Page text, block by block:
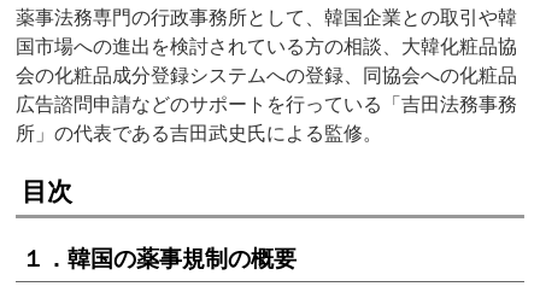
薬事法務専門の行政事務所として、韓国企業との取引や韓
国市場への進出を検討されている方の相談、大韓化粧品協
会の化粧品成分登録システムへの登録、同協会への化粧品
広告諮問申請などのサポートを行っている「吉田法務事務
所」の代表である吉田武史氏による監修。
目次
１．韓国の薬事規制の概要